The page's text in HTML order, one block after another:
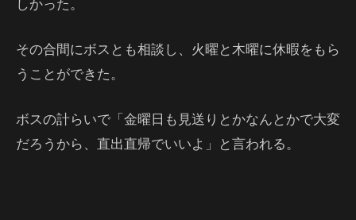
その合間にボスとも相談し、火曜と木曜に休暇をもら
うことができた。
ボスの計らいで「金曜日も見送りとかなんとかで大変
だろうから、直出直帰でいいよ」と言われる。